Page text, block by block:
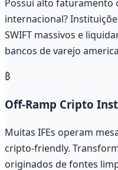
Possui alto faturamento
internacional?
SWIFT massivos e
bancos de varejo
₿
Off-Ramp Cripto
Muitas IFEs operam
cripto-friendly.
originados de fontes